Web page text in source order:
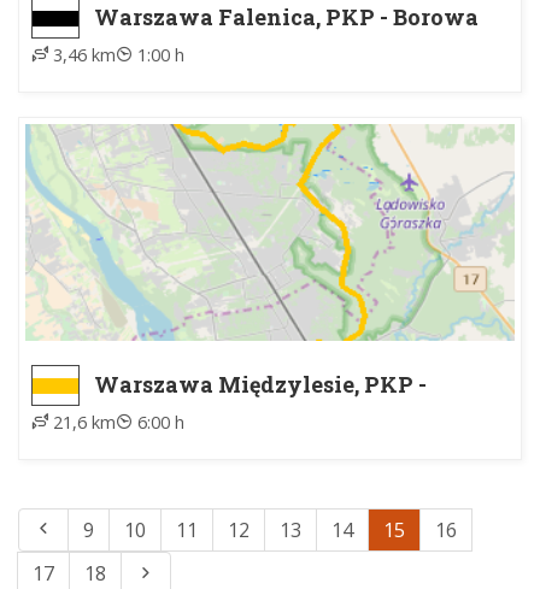
Warszawa Falenica, PKP - Borowa
Góra (koło Falenicy)
3,46 km 1:00 h
Warszawa Międzylesie, PKP -
Józefów, PKP
21,6 km 6:00 h
9 10 11 12 13 14 15
16
17
18